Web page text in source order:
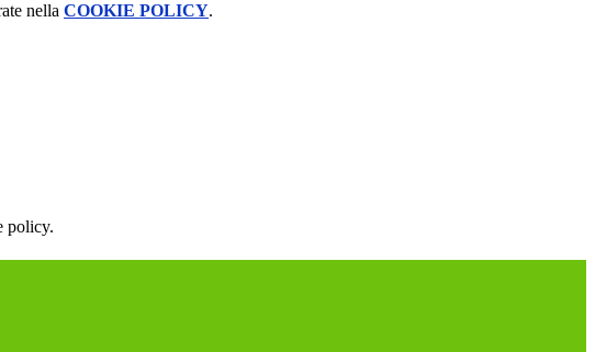
nella COOKIE POLICY.
policy.